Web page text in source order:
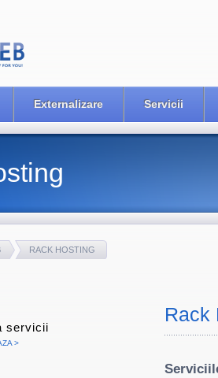
Externalizare Servicii
RACK HOSTING
Rack
servicii
>